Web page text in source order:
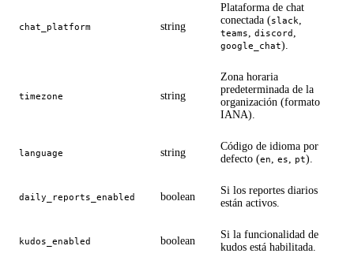
chat_platform string
Plataforma de chat
conectada (slack
teams discord
google_chat).
timezone string
Zona horaria
predeterminada de la
organización (formato
IANA).
language string
Código de idioma por
defecto (en es pt).
daily_reports_enabled boolean
Si los reportes diarios
están activos.
kudos_enabled boolean
Si la funcionalidad de
kudos está habilitada.